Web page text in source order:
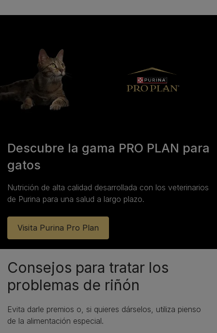
Descubre la gama PRO PLAN para
gatos
Nutrición de alta calidad desarrollada con los veterinarios
de Purina para una salud a largo plazo.
Visita Purina Pro Plan
Consejos para tratar los
problemas de riñón
Evita darle premios o, si quieres dárselos, utiliza pienso
de la alimentación especial.